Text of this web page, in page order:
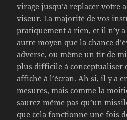
virage jusqu’à replacer votre
viseur. La majorité de vos
pratiquement à rien, et il n’y
autre moyen que la chance
adverse, ou même un tir de
plus difficile à conceptualiser
affiché à l’écran. Ah si, il y a
mesures, mais comme la
saurez même pas qu’un
que cela fonctionne une fois